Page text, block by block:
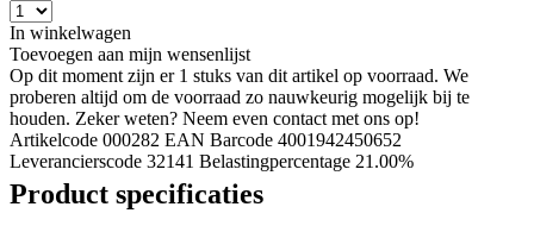
In winkelwagen
Toevoegen aan mijn wensenlijst
Op dit moment zijn er 1 stuks van dit artikel op voorraad. We
proberen altijd om de voorraad zo nauwkeurig mogelijk bij te
houden. Zeker weten? Neem even contact met ons op!
Artikelcode 000282 EAN Barcode 4001942450652
Leverancierscode 32141 Belastingpercentage 21.00%
Product specificaties